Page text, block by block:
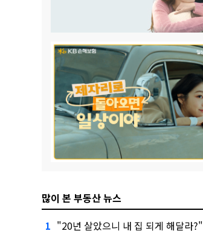
많이 본 부동산 뉴스
1 "20년 살았으니 내 집 되게 해달라?"